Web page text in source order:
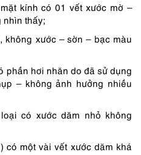
kính có 01 vết xước mờ –
nhìn thấy;
không xước – sờn – bạc màu
phần hơi nhăn do đã sử dụng
– không ảnh hưởng nhiều
có xước dăm nhỏ không
có một vài vết xước dăm khá